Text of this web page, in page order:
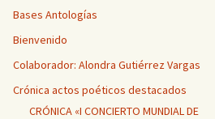
Bases Antologías
Bienvenido
Colaborador: Alondra Gutiérrez Vargas
Crónica actos poéticos destacados
CRÓNICA «I CONCIERTO MUNDIAL DE